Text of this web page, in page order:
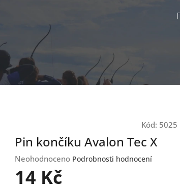
Kód: 5025
Pin končíku Avalon Tec X
Průměrné
hodnocení
produktu
Neohodnoceno Podrobnosti hodnocení
14 Kč